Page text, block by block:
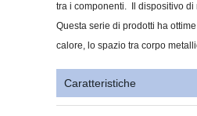
tra i componenti. Il dispositivo
Questa serie di prodotti ha
calore, lo spazio tra corpo
Caratteristiche